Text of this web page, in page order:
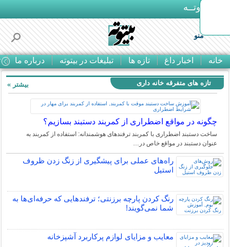
بـیتوتــه
منو
خانه اخبار داغ تازه ها تبلیغات در بیتوته درباره ما
تازه های متفرقه خانه داری
چگونه در مواقع اضطراری از کمربند دستبند بسازیم؟
ساخت دستبند اضطراری با کمربند ترفندهای هوشمندانه: استفاده از کمربند به
عنوان دستبند در مواقع خاص در…
راه‌های عملی برای پیشگیری از زنگ زدن ظروف
استیل
رنگ کردن پارچه برزنتی؛ ترفندهایی که حرفه‌ای‌ها به
شما نمی‌گویند!
معایب و مزایای لوازم پرکاربرد آشپزخانه
بیشتر »